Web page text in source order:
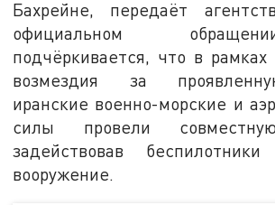
Бахрейне, передаёт
официальном
подчёркивается, что в рамках
возмездия за
иранские военно-морские и
силы провели
задействовав
вооружение.